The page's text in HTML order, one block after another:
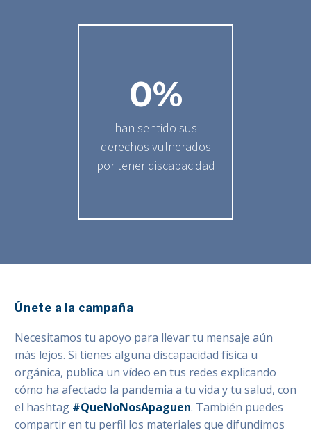
0%
han sentido sus
derechos vulnerados
por tener discapacidad
Únete a la campaña
Necesitamos tu apoyo para llevar tu mensaje aún
más lejos. Si tienes alguna discapacidad física u
orgánica, publica un vídeo en tus redes explicando
cómo ha afectado la pandemia a tu vida y tu salud, con
el hashtag #QueNoNosApaguen. También puedes
compartir en tu perfil los materiales que difundimos